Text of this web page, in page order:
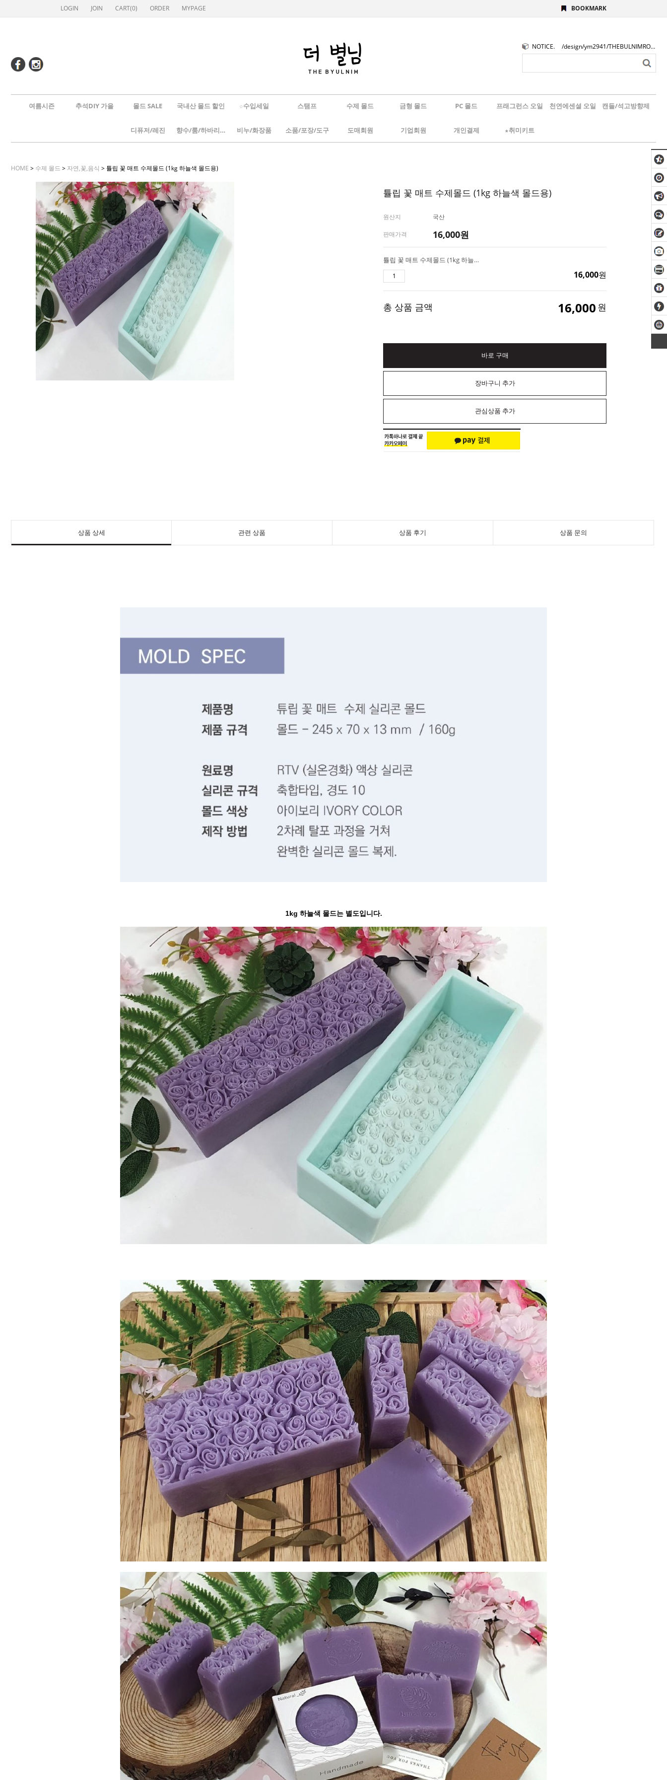
LOGIN JOIN CART(0) ORDER MYPAGE BOOKMARK
NOTICE. /design/ym2941/THEBULNIMROGO.png
여름시즌 추석DIY 가을 몰드 SALE 국내산 몰드 할인 ☆수입세일 스탬프 수제 몰드 금형 몰드 PC 몰드 프래그런스 오일 천연에센셜 오일 캔들/석고방향제
디퓨저/레진 향수/룸/하바리움 비누/화장품 소품/포장/도구 도매회원 기업회원 개인결제 ★취미키트
HOME > 수제 몰드 > 자연,꽃,음식 > 튤립 꽃 매트 수제몰드 (1kg 하늘색 몰드용)
튤립 꽃 매트 수제몰드 (1kg 하늘색 몰드용)
원산지 국산
판매가격 16,000원
튤립 꽃 매트 수제몰드 (1kg 하늘색 몰드용)
16,000원
총 상품 금액 16,000 원
바로 구매
장바구니 추가
관심상품 추가
상품 상세 관련 상품 상품 후기 상품 문의
1kg 하늘색 몰드는 별도입니다.